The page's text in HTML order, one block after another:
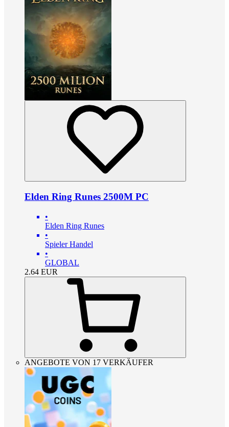
Elden Ring Runes 2500M PC
•
Elden Ring Runes
•
Spieler Handel
•
GLOBAL
2.64 EUR
ANGEBOTE VON 17 VERKÄUFER